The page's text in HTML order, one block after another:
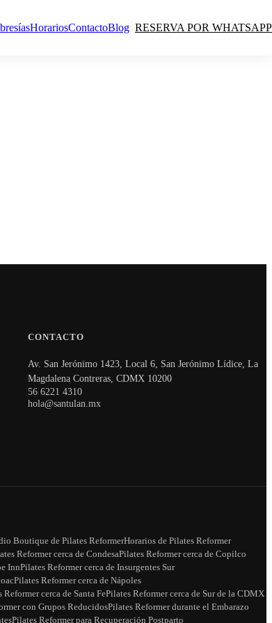
HorariosContactoBlog RESERVA POR WHATSAPP
CONTACTO
Av. San Jerónimo 1423, Local 6, San Jerónimo Lídice, La
Magdalena Contreras, CDMX 10200
56 6221 4310
hola@santulan.mx
Boutique de Pilates ReformerHorarios de Pilates Reformer
Reformer cerca de CondesaPilates Reformer cerca de Copilco
InnPilates Reformer cerca de Insurgentes Sur
Pilates Reformer cerca de Nápoles
Reformer cerca de Santa FePilates Reformer cerca de Sur de la CDMX
con Grupos ReducidosPilates Reformer durante el Embarazo
Pilates Reformer para Recuperación Postparto